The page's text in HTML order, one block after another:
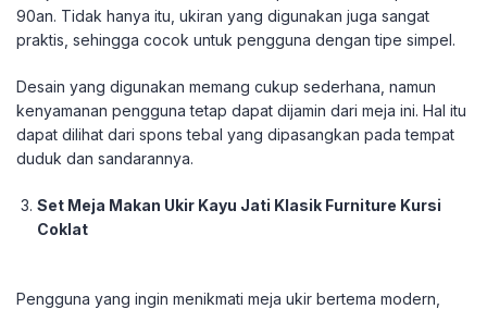
90an. Tidak hanya itu, ukiran yang digunakan juga sangat
praktis, sehingga cocok untuk pengguna dengan tipe simpel.
Desain yang digunakan memang cukup sederhana, namun
kenyamanan pengguna tetap dapat dijamin dari meja ini. Hal itu
dapat dilihat dari spons tebal yang dipasangkan pada tempat
duduk dan sandarannya.
Set Meja Makan Ukir Kayu Jati Klasik Furniture Kursi
Coklat
Pengguna yang ingin menikmati meja ukir bertema modern,